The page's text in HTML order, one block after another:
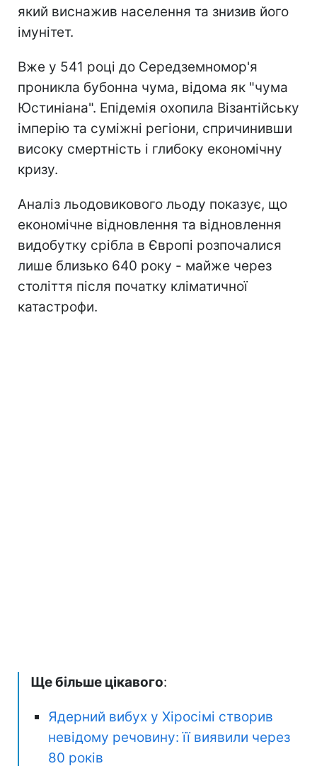
який виснажив населення та знизив його
імунітет.
Вже у 541 році до Середземномор'я
проникла бубонна чума, відома як "чума
Юстиніана". Епідемія охопила Візантійську
імперію та суміжні регіони, спричинивши
високу смертність і глибоку економічну
кризу.
Аналіз льодовикового льоду показує, що
економічне відновлення та відновлення
видобутку срібла в Європі розпочалися
лише близько 640 року - майже через
століття після початку кліматичної
катастрофи.
Ще більше цікавого:
Ядерний вибух у Хіросімі створив
невідому речовину: її виявили через
80 років